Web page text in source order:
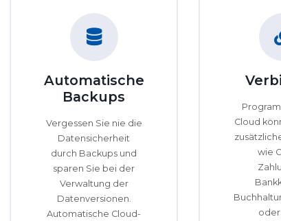
Automatische
Backups
Vergessen Sie nie die
Datensicherheit
durch Backups und
sparen Sie bei der
Verwaltung der
Datenversionen.
Automatische Cloud-
Cloud
wie